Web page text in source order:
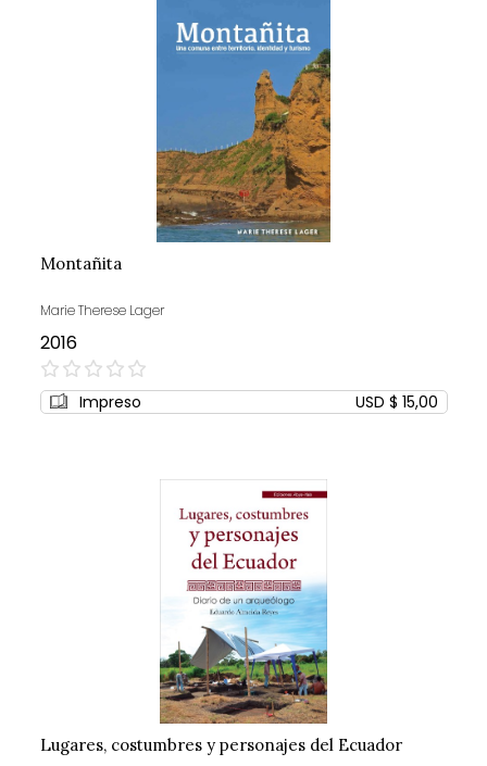
Montañita
Marie Therese Lager
2016
0%
Impreso USD $ 15,00
Lugares, costumbres y personajes del Ecuador